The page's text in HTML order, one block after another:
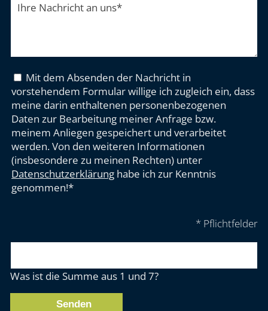
Ihre Nachricht an uns*
Mit dem Absenden der Nachricht in
vorstehendem Formular willige ich zugleich ein, dass
meine darin enthaltenen personenbezogenen
Daten zur Bearbeitung meiner Anfrage bzw.
meinem Anliegen gespeichert und verarbeitet
werden. Von den weiteren Informationen
(insbesondere zu meinen Rechten) unter
Datenschutzerklärung habe ich zur Kenntnis
genommen!*
* Pflichtfelder
Was ist die Summe aus 1 und 7?
Senden